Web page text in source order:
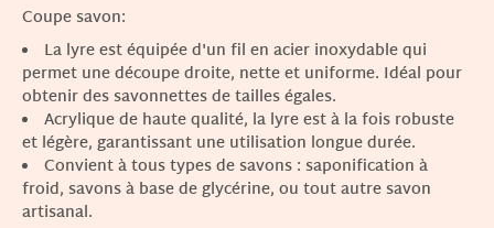
Coupe savon:
La lyre est équipée d'un fil en acier inoxydable qui
permet une découpe droite, nette et uniforme. Idéal pour
obtenir des savonnettes de tailles égales.
Acrylique de haute qualité, la lyre est à la fois robuste
et légère, garantissant une utilisation longue durée.
Convient à tous types de savons : saponification à
froid, savons à base de glycérine, ou tout autre savon
artisanal.